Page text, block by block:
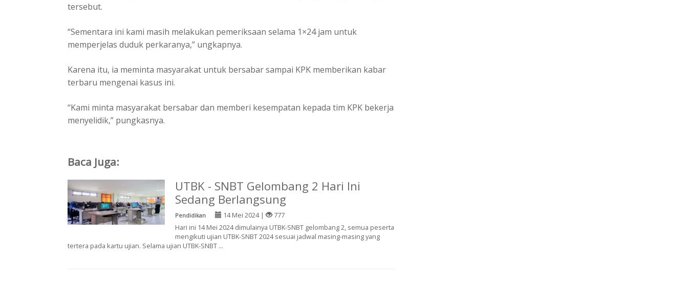
tersebut.
“Sementara ini kami masih melakukan pemeriksaan selama 1×24 jam untuk
memperjelas duduk perkaranya,” ungkapnya.
Karena itu, ia meminta masyarakat untuk bersabar sampai KPK memberikan kabar
terbaru mengenai kasus ini.
“Kami minta masyarakat bersabar dan memberi kesempatan kepada tim KPK bekerja
menyelidik,” pungkasnya.
Baca Juga:
UTBK - SNBT Gelombang 2 Hari Ini
Sedang Berlangsung
Pendidikan 14 Mei 2024 |
777
Hari ini 14 Mei 2024 dimulainya UTBK-SNBT gelombang 2, semua peserta
mengikuti ujian UTBK-SNBT 2024 sesuai jadwal masing-masing yang
tertera pada kartu ujian. Selama ujian UTBK-SNBT ...